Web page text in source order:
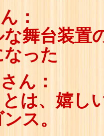
：
舞台装置
なった
ん：
とは、嬉し
ス。